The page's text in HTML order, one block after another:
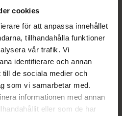
cookies
för att anpassa innehållet
tillhandahålla funktioner
vår trafik. Vi
identifierare och annan
till de sociala medier och
som vi samarbetar med.
informationen med annan
eller som de har
12g och 27,5g) och
med upptill 30%.